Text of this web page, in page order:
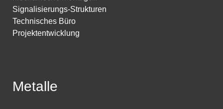
Signalisierungs-Strukturen
Technisches Büro
Projektentwicklung
Metalle